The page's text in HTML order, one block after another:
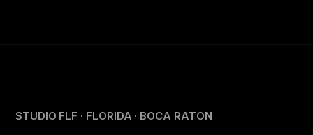
STUDIO FLF · FLORIDA · BOCA RATON